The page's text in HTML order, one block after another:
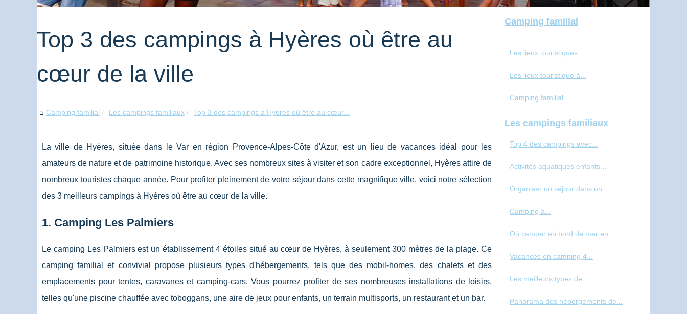
Top 3 des campings à Hyères où être au
cœur de la ville
Camping familial Les campings familiaux Top 3 des campings à Hyères où être au cœur...
La ville de Hyères, située dans le Var en région Provence-Alpes-Côte d'Azur, est un lieu de vacances idéal pour les
amateurs de nature et de patrimoine historique. Avec ses nombreux sites à visiter et son cadre exceptionnel, Hyères attire de
nombreux touristes chaque année. Pour profiter pleinement de votre séjour dans cette magnifique ville, voici notre sélection
des 3 meilleurs campings à Hyères où être au cœur de la ville.
1. Camping Les Palmiers
Le camping Les Palmiers est un établissement 4 étoiles situé au cœur de Hyères, à seulement 300 mètres de la plage. Ce
camping familial et convivial propose plusieurs types d'hébergements, tels que des mobil-homes, des chalets et des
emplacements pour tentes, caravanes et camping-cars. Vous pourrez profiter de ses nombreuses installations de loisirs,
telles qu'une piscine chauffée avec toboggans, une aire de jeux pour enfants, un terrain multisports, un restaurant et un bar.
Camping familial
Les lieux touristiques...
Les lieux touristique à...
Camping familial
Les campings familiaux
Top 4 des campings avec...
Activités aquatiques enfants...
Organiser un séjour dans un...
Camping à...
Où camper en bord de mer en...
Vacances en camping 4...
Les meilleurs types de...
Panorama des hébergements de...